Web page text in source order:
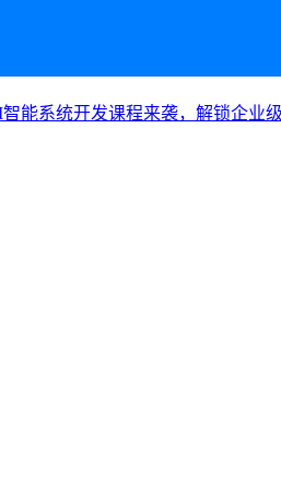
能系统开发课程来袭，解锁企业